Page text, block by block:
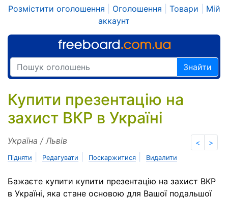
Розмістити оголошення Оголошення Товари
Мій
аккаунт
Знайти
Купити презентацію на
захист ВКР в Україні
< >
Україна / Львів
Підняти Редагувати Поскаржитися Видалити
Бажаєте купити купити презентацію на захист ВКР
в Україні, яка стане основою для Вашої подальшої